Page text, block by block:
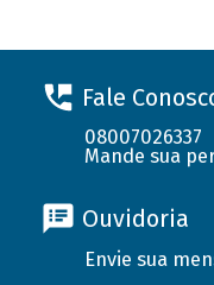
Fale
08007026337
Mande sua
Ouvidoria
Envie sua